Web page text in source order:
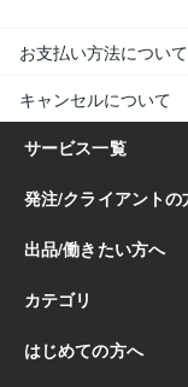
お支払い方法について
キャンセルについて